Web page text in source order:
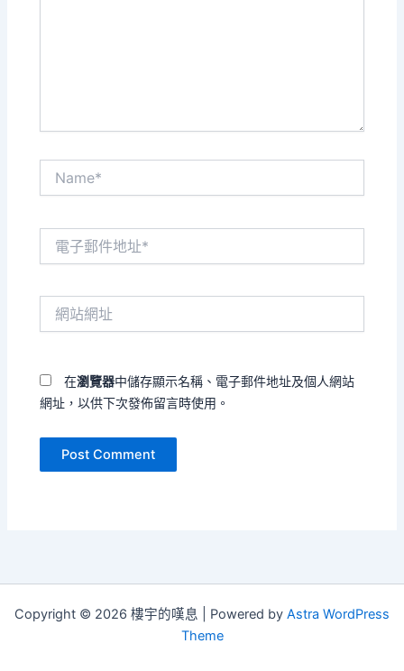
在瀏覽器中儲存顯示名稱、電子郵件地址及個人網站
網址，以供下次發佈留言時使用。
Copyright © 2026 樓宇的嘆息 | Powered by Astra WordPress
Theme